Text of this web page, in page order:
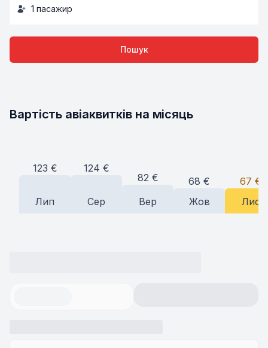
1 пасажир
Пошук
Вартість авіаквитків на місяць
123 €
Лип
124 €
Сер
82 €
Вер
68 €
Жов
67 €
Лис